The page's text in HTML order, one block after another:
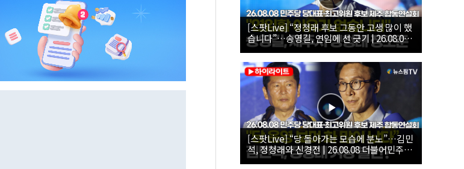
[스팟Live] “정청래 후보 그동안 고생 많이 했
습니다”…송영길, 연임에 선 긋기 | 26.08.08
더불어민주당 당대표·최고위원 후보 제주 합
동연설회
[스팟Live] “당 돌아가는 모습에 분노”…김민
석, 정청래와 신경전 | 26.08.08 더불어민주당
당대표·최고위원 후보 제주 합동연설회